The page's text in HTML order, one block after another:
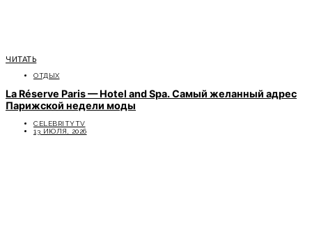
ЧИТАТЬ
ОТДЫХ
La Réserve Paris — Hotel and Spa. Самый желанный адрес
Парижской недели моды
CELEBRITYTV
13 ИЮЛЯ, 2026